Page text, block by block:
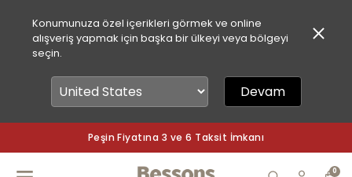
Konumunuza özel içerikleri görmek ve online
alışveriş yapmak için başka bir ülkeyi veya bölgeyi
seçin.
Devam
Peşin Fiyatına 3 ve 6 Taksit İmkanı
0